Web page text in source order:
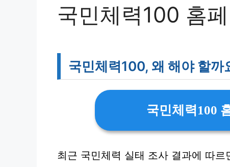
국민체력100 홈
국민체력100, 왜 해야 할까
국민체력100
최근 국민체력 실태 조사 결과에 따